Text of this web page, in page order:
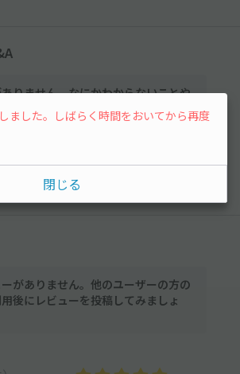
りません。なにかわからないことや
あれば気軽に質問してみましょう。
がありません。他のユーザーの方の
後にレビューを投稿してみましょ
ました。しばらく時間をおいてから再度
閉じる